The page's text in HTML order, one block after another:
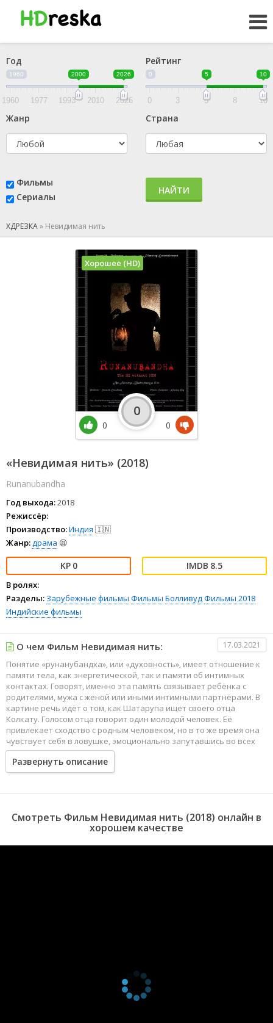
Год
1960 2000 2026
1960 1977 1993 2010 2026
Рейтинг
0 5 10
0 3 5 8 10
Жанр Страна
Фильмы
Сериалы
НАЙТИ
ХДРЕЗКА» Невидимая нить
«Невидимая нить» (2018)
Runanubandha
Год выхода:2018
Режиссёр:
Производство:Индия 🇮🇳
Жанр:драма 😫
0 8.5
В ролях:
Разделы: Зарубежные фильмы Фильмы БолливудФильмы 2018
Индийские фильмы
Хорошее (HD)
0
0
0
О чем Фильм Невидимая нить: 17.03.2021
Понятие «рунанубандха», или «духовность», имеет отношение к
памяти тела, как энергетической, так и памяти об интимных
контактах. Говорят, именно эта память связывает ребёнка с
родителями, мужа с женой или иными интимными партнёрами. В
картине речь идёт о том, как Шатарупа ищет своего отца
Колкату. Голосом отца говорит один молодой человек. Её
привлекает сходство с родным человеком, но в то же время она
чувствует себя в ловушке, эмоционально запутавшись во всех
хитросплетениях.
Развернуть описание
Смотреть Фильм Невидимая нить (2018) онлайн в
хорошем качестве